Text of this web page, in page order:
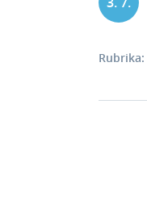
Rubrika: